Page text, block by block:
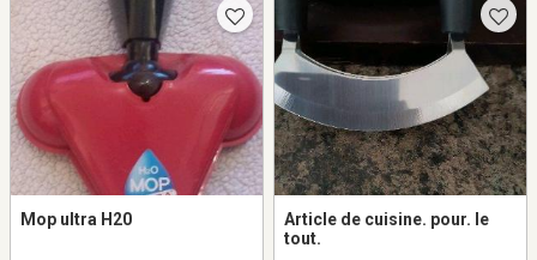
Mop ultra H20
Article de cuisine. pour. le
tout.